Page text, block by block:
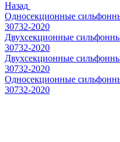
Назад
Односекционные
30732-2020
Двухсекционные
30732-2020
Двухсекционные
30732-2020
Односекционные
30732-2020